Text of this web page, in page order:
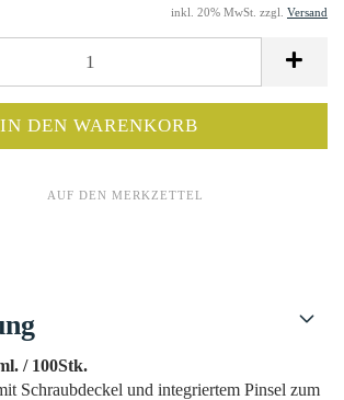
inkl. 20% MwSt. zzgl. Versand
AUF DEN MERKZETTEL
/ 100Stk.
Schraubdeckel und integriertem Pinsel zum